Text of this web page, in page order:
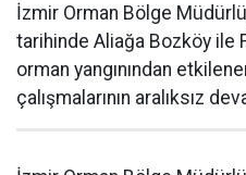
İzmir Orman Bölge
tarihinde Aliağa Bozköy ile
orman yangınından
çalışmalarının aralıksız